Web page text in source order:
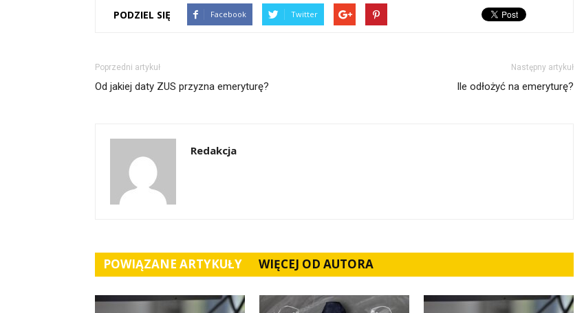
PODZIEL SIĘ Facebook Twitter
Poprzedni artykuł
Od jakiej daty ZUS przyzna emeryturę?
Następny artykuł
Ile odłożyć na emeryturę?
Redakcja
POWIĄZANE ARTYKUŁY WIĘCEJ OD AUTORA